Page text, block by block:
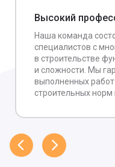
Высокий
Наша команда
специалистов с
в строительстве
и сложности. Мы
выполненных
строительных норм